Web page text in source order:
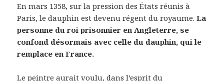
En mars 1358, sur la pression des États réunis à
Paris, le dauphin est devenu régent du royaume.La
personne du roi prisonnier en Angleterre, se
confond désormais avec celle du dauphin, qui le
remplace en France.
Le peintre aurait voulu, dans l’esprit du